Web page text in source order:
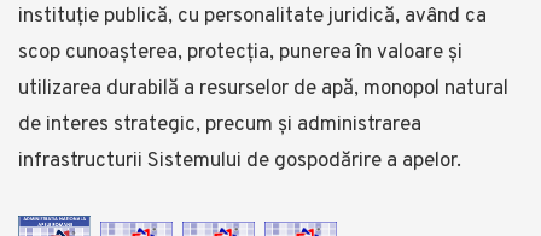
instituție publică, cu personalitate juridică, având ca
scop cunoașterea, protecția, punerea în valoare și
utilizarea durabilă a resurselor de apă, monopol natural
de interes strategic, precum și administrarea
infrastructurii Sistemului de gospodărire a apelor.